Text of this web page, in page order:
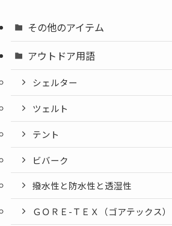
その他のアイテム
アウトドア用語
シェルター
ツェルト
テント
ビバーク
撥水性と防水性と透湿性
ＧＯＲＥ-ＴＥＸ（ゴアテックス）